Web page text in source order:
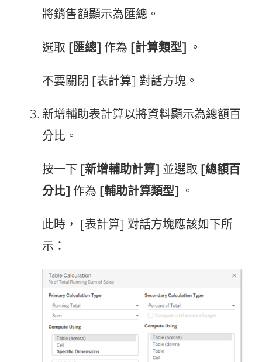
將銷售額顯示為匯總。
選取 [匯總] 作為 [計算類型] 。
不要關閉 [表計算] 對話方塊。
新增輔助表計算以將資料顯示為總額百
分比。
按一下 [新增輔助計算] 並選取 [總額百
分比] 作為 [輔助計算類型] 。
此時， [表計算] 對話方塊應該如下所
示：